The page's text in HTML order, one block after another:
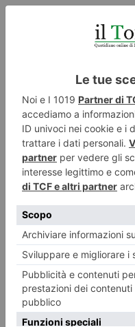
del Parco di Moncalieriin
promosso dal Comune
San Paoloper rilanciare
valorizzando i percorsi
vigne che ne
il parco del castello. Il
“si punta su una
vero centro di attrazione
Assessora alla Cultura e al
aggiunge: “Il “Giardino
dell’anno numerosi
iniziative dedicate a arte
letteratura e scienza,
paesaggistici e
Città, scoprirne e